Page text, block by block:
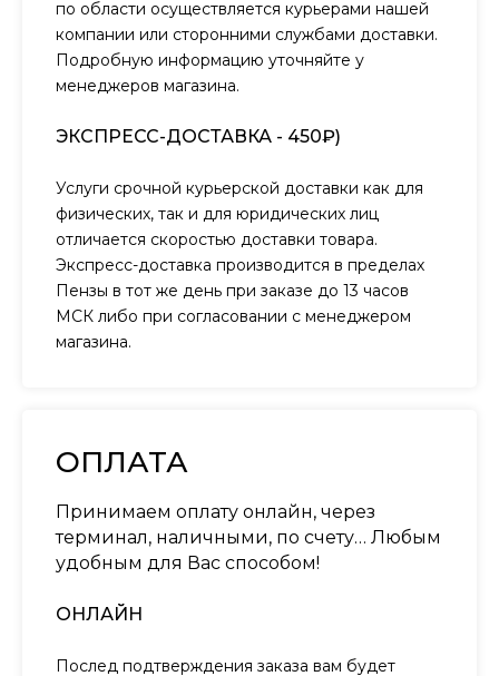
по области осуществляется курьерами нашей
компании или сторонними службами доставки.
Подробную информацию уточняйте у
менеджеров магазина.
ЭКСПРЕСС-ДОСТАВКА - 450₽)
Услуги срочной курьерской доставки как для
физических, так и для юридических лиц
отличается скоростью доставки товара.
Экспресс-доставка производится в пределах
Пензы в тот же день при заказе до 13 часов
МСК либо при согласовании с менеджером
магазина.
ОПЛАТА
Принимаем оплату онлайн, через
терминал, наличными, по счету… Любым
удобным для Вас способом!
ОНЛАЙН
Послед подтверждения заказа вам будет